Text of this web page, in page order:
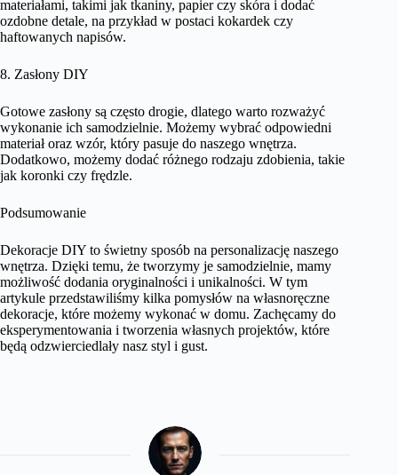
materiałami, takimi jak tkaniny, papier czy skóra i dodać
ozdobne detale, na przykład w postaci kokardek czy
haftowanych napisów.
8. Zasłony DIY
Gotowe zasłony są często drogie, dlatego warto rozważyć
wykonanie ich samodzielnie. Możemy wybrać odpowiedni
materiał oraz wzór, który pasuje do naszego wnętrza.
Dodatkowo, możemy dodać różnego rodzaju zdobienia, takie
jak koronki czy frędzle.
Podsumowanie
Dekoracje DIY to świetny sposób na personalizację naszego
wnętrza. Dzięki temu, że tworzymy je samodzielnie, mamy
możliwość dodania oryginalności i unikalności. W tym
artykule przedstawiliśmy kilka pomysłów na własnoręczne
dekoracje, które możemy wykonać w domu. Zachęcamy do
eksperymentowania i tworzenia własnych projektów, które
będą odzwierciedlały nasz styl i gust.